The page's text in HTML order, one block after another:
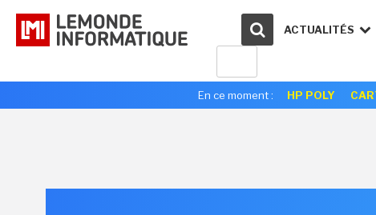
ACTUALITÉS
En ce moment : HP POLY